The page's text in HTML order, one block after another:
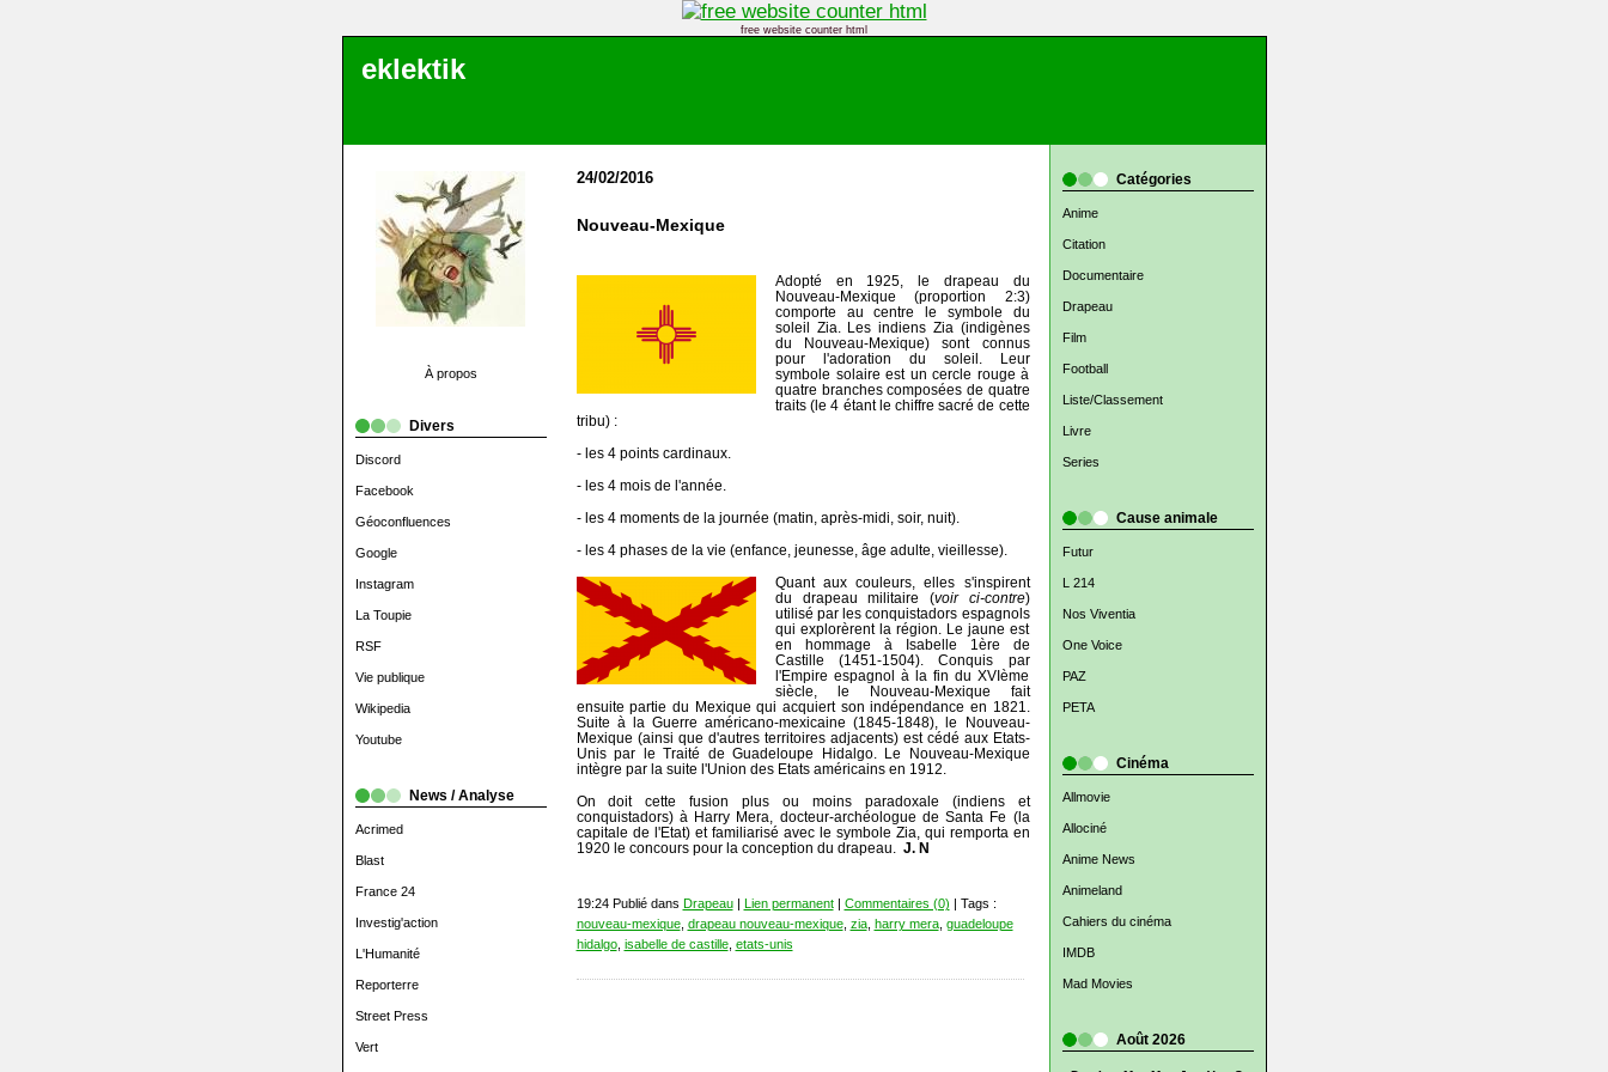
free website counter html
eklektik
À propos
Divers
Discord
Facebook
Géoconfluences
Google
Instagram
La Toupie
RSF
Vie publique
Wikipedia
Youtube
News / Analyse
Acrimed
Blast
France 24
Investig'action
L'Humanité
Reporterre
Street Press
Vert
Catégories
Anime
Citation
Documentaire
Drapeau
Film
Football
Liste/Classement
Livre
Series
Cause animale
Futur
L 214
Nos Viventia
One Voice
PAZ
PETA
Cinéma
Allmovie
Allociné
Anime News
Animeland
Cahiers du cinéma
IMDB
Mad Movies
Août 2026
24/02/2016
Nouveau-Mexique
Adopté en 1925, le drapeau du
Nouveau-Mexique (proportion 2:3)
comporte au centre le symbole du
soleil Zia. Les indiens Zia (indigènes
du Nouveau-Mexique) sont connus
pour l'adoration du soleil. Leur
symbole solaire est un cercle rouge à
quatre branches composées de quatre
traits (le 4 étant le chiffre sacré de cette
tribu) :
- les 4 points cardinaux.
- les 4 mois de l'année.
- les 4 moments de la journée (matin, après-midi, soir, nuit).
- les 4 phases de la vie (enfance, jeunesse, âge adulte, vieillesse).
Quant aux couleurs, elles s'inspirent
du drapeau militaire (voir ci-contre)
utilisé par les conquistadors espagnols
qui explorèrent la région. Le jaune est
en hommage à Isabelle 1ère de
Castille (1451-1504). Conquis par
l'Empire espagnol à la fin du XVIème
siècle, le Nouveau-Mexique fait
ensuite partie du Mexique qui acquiert son indépendance en 1821.
Suite à la Guerre américano-mexicaine (1845-1848), le Nouveau-
Mexique (ainsi que d'autres territoires adjacents) est cédé aux Etats-
Unis par le Traité de Guadeloupe Hidalgo. Le Nouveau-Mexique
intègre par la suite l'Union des Etats américains en 1912.
On doit cette fusion plus ou moins paradoxale (indiens et
conquistadors) à Harry Mera, docteur-archéologue de Santa Fe (la
capitale de l'Etat) et familiarisé avec le symbole Zia, qui remporta en
1920 le concours pour la conception du drapeau. J. N
19:24 Publié dans Drapeau| Lien permanent| Commentaires (0) | Tags :
nouveau-mexique, drapeau nouveau-mexique, zia, harry mera, guadeloupe
hidalgo, isabelle de castille, etats-unis